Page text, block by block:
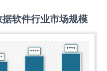
据软件行业市场规模